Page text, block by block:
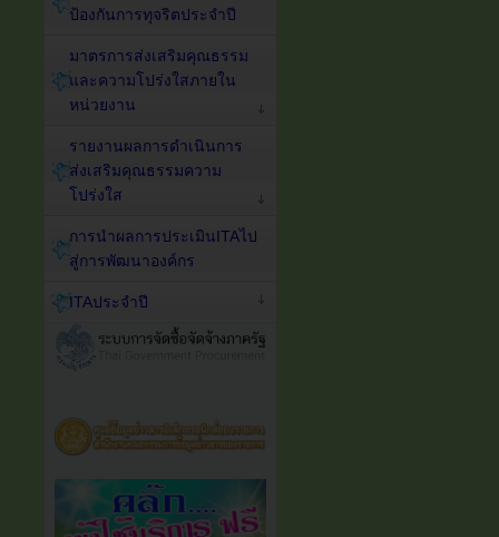
ป้องกันการทุจริตประจำปี
มาตรการส่งเสริมคุณธรรม
และความโปร่งใสภายใน
หน่วยงาน
รายงานผลการดำเนินการ
ส่งเสริมคุณธรรมความ
โปร่งใส
การนำผลการประเมินITAไป
สู่การพัฒนาองค์กร
ITAประจำปี